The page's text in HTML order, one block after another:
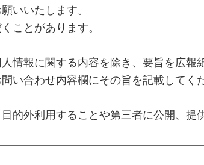
いいたします。
ことがあります。
情報に関する内容を除き、要旨を広報
い合わせ内容欄にその旨を記載してく
的外利用することや第三者に公開、提